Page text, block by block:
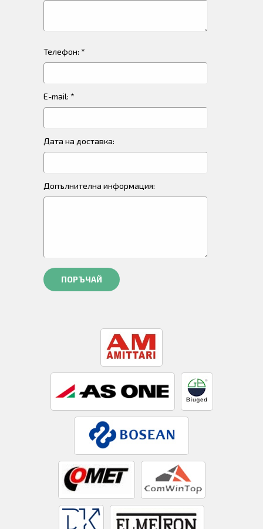
Телефон: *
E-mail: *
Дата на доставка:
Допълнителна информация:
ПОРЪЧАЙ